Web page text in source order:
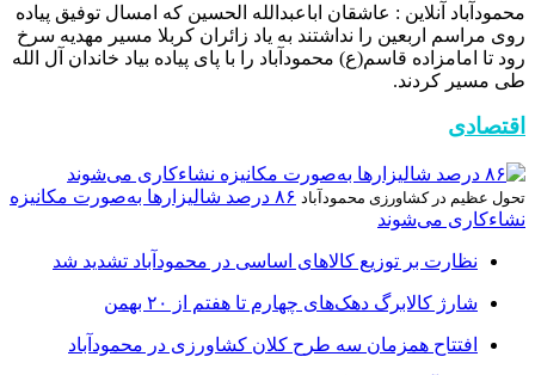
محمودآباد آنلاین : عاشقان اباعبدالله الحسین که امسال توفیق پیاده
روی مراسم اربعین را نداشتند به یاد زائران کربلا مسیر مهدیه سرخ
رود تا امامزاده قاسم(ع) محمودآباد را با پای پیاده بیاد خاندان آل الله
طی مسیر کردند.
اقتصادی
تحول عظیم در کشاورزی محمودآباد
۸۶ درصد شالیزارها به‌صورت مکانیزه
نشاءکاری می‌شوند
نظارت بر توزیع کالا‌های اساسی در محمودآباد تشدید شد
شارژ کالابرگ دهک‌های چهارم تا هفتم از ۲۰ بهمن
افتتاح همزمان سه طرح کلان کشاورزی در محمودآباد